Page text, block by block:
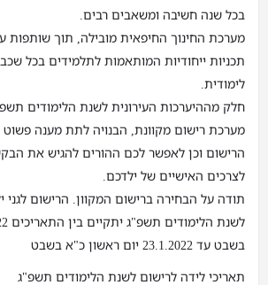
בכל שנה חשיבה ומשאבים רבים.
מערכת החינוך החיפאית מובילה, תוך שותפות
תכניות ייחודיות המותאמות לתלמידים בכל
לימודית.
חלק מההיערכות העירונית לשנת הלימודים
מערכת רישום מקוונת, הבנויה לתת מענה פשוט
הרישום וכן לאפשר לכם ההורים להגיש את
לצרכים האישיים של ילדכם.
תודה על הבחירה ברישום המקוון. הרישום לגני
בשבט עד 23.1.2022 יום ראשון כ"א בשבט
תאריכי לידה לרישום לשנת הלימודים תשפ"ג